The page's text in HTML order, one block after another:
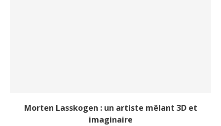
Morten Lasskogen : un artiste mêlant 3D et
imaginaire